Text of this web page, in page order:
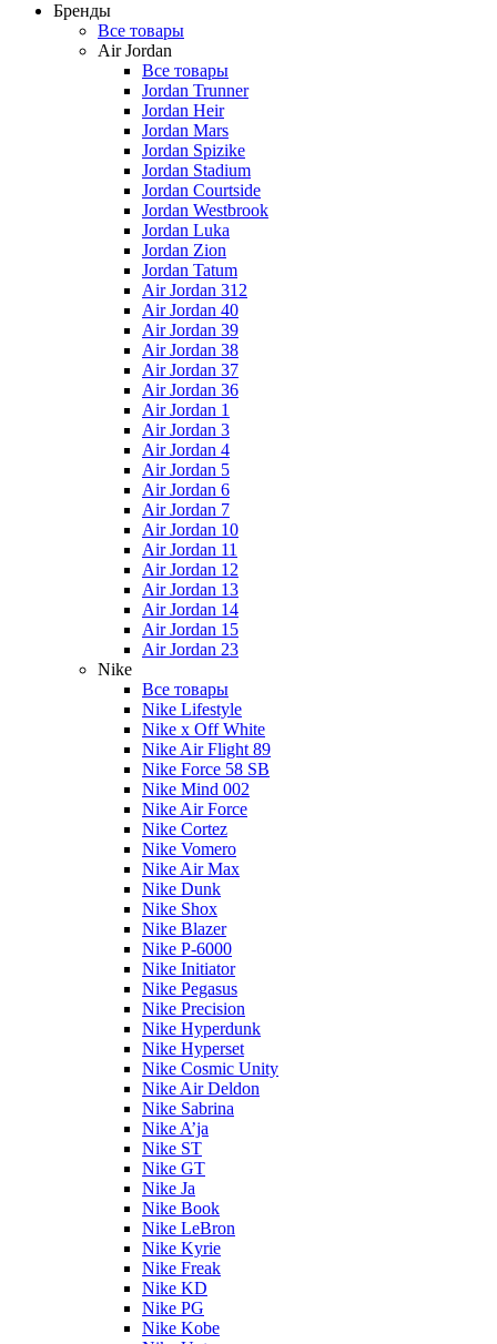
Бренды
Все товары
Air Jordan
Все товары
Jordan Trunner
Jordan Heir
Jordan Mars
Jordan Spizike
Jordan Stadium
Jordan Courtside
Jordan Westbrook
Jordan Luka
Jordan Zion
Jordan Tatum
Air Jordan 312
Air Jordan 40
Air Jordan 39
Air Jordan 38
Air Jordan 37
Air Jordan 36
Air Jordan 1
Air Jordan 3
Air Jordan 4
Air Jordan 5
Air Jordan 6
Air Jordan 7
Air Jordan 10
Air Jordan 11
Air Jordan 12
Air Jordan 13
Air Jordan 14
Air Jordan 15
Air Jordan 23
Nike
Все товары
Nike Lifestyle
Nike x Off White
Nike Air Flight 89
Nike Force 58 SB
Nike Mind 002
Nike Air Force
Nike Cortez
Nike Vomero
Nike Air Max
Nike Dunk
Nike Shox
Nike Blazer
Nike P-6000
Nike Initiator
Nike Pegasus
Nike Precision
Nike Hyperdunk
Nike Hyperset
Nike Cosmic Unity
Nike Air Deldon
Nike Sabrina
Nike A’ja
Nike ST
Nike GT
Nike Ja
Nike Book
Nike LeBron
Nike Kyrie
Nike Freak
Nike KD
Nike PG
Nike Kobe